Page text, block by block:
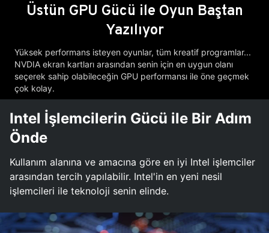
Üstün GPU Gücü ile Oyun Baştan
Yazılıyor
Yüksek performans isteyen oyunlar, tüm kreatif programlar...
NVDIA ekran kartları arasından senin için en uygun olanı
seçerek sahip olabileceğin GPU performansı ile öne geçmek
çok kolay.
Intel İşlemcilerin Gücü ile Bir Adım
Önde
Kullanım alanına ve amacına göre en iyi Intel işlemciler
arasından tercih yapılabilir. Intel'in en yeni nesil
işlemcileri ile teknoloji senin elinde.